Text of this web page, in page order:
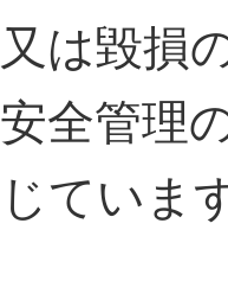
又は毀損
安全管理
じていま